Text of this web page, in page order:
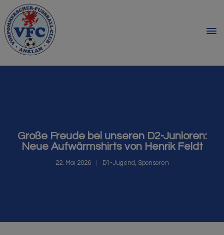
Große Freude bei unseren D2-Junioren:
Neue Aufwärmshirts von Henrik Feldt
22. Mai 2026 D1-Jugend, Sponsoren